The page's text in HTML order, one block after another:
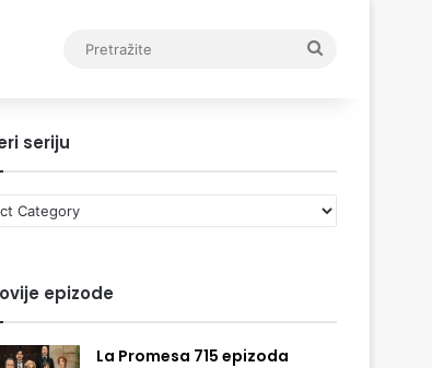
seriju
epizode
La Promesa 715 epizoda